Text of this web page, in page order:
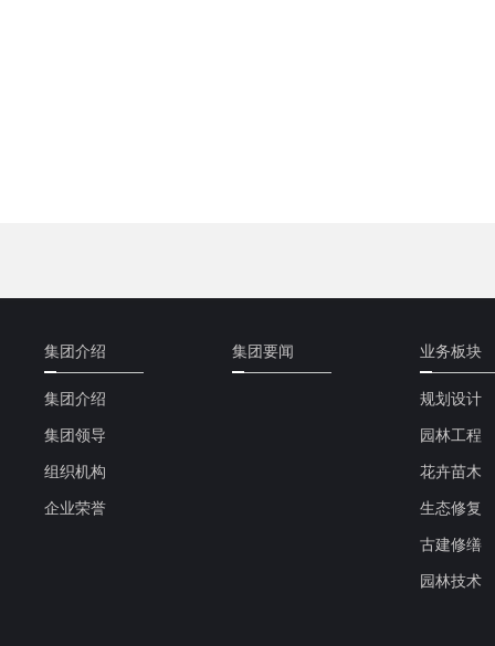
集团介绍
集团介绍
集团领导
组织机构
企业荣誉
集团要闻 业务板块
规划设计
园林工程
花卉苗木
生态修复
古建修缮
园林技术